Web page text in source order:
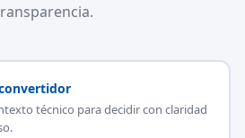
técnico para decidir con claridad